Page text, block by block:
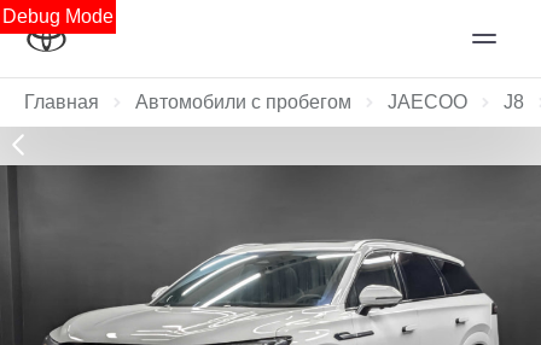
Debug Mode
Главная Автомобили с пробегом JAECOO J8